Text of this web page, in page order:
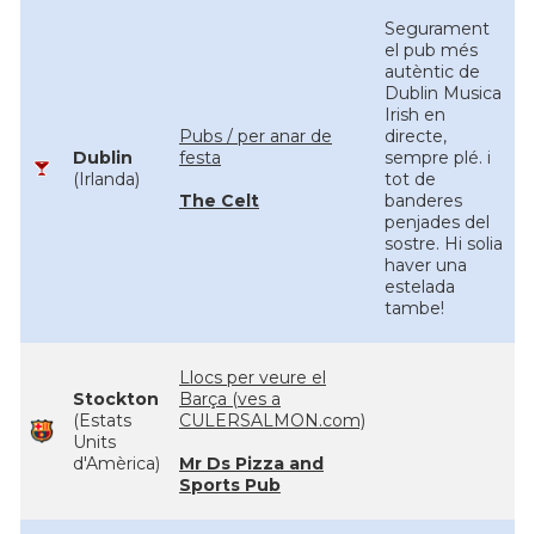
Dublin
(Irlanda)
Pubs / per anar de
festa
The Celt
Segurament
el pub més
autèntic de
Dublin Musica
Irish en
directe,
sempre plé. i
tot de
banderes
penjades del
sostre. Hi solia
haver una
estelada
tambe!
Stockton
(Estats
Units
d'Amèrica)
Llocs per veure el
Barça (ves a
CULERSALMON.com)
Mr Ds Pizza and
Sports Pub